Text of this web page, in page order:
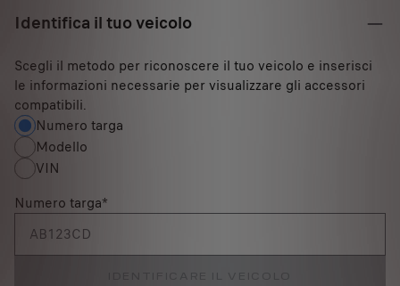
Identifica il tuo veicolo
Scegli il metodo per riconoscere il tuo veicolo e inserisci
le informazioni necessarie per visualizzare gli accessori
compatibili.
Numero targa
Modello
VIN
Numero targa*